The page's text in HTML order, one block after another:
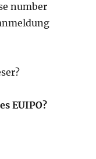
number
EUIPO?